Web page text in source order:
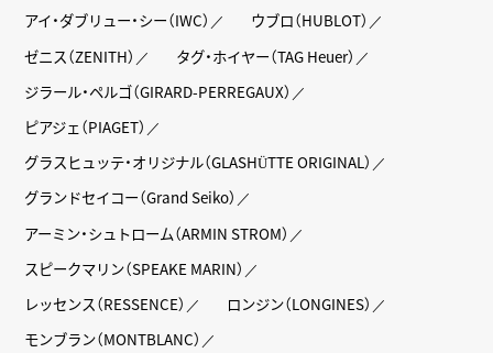
アイ・ダブリュー・シー（IWC）
ウブロ（HUBLOT）
ゼニス（ZENITH）
タグ・ホイヤー（TAG Heuer）
ジラール・ペルゴ（GIRARD-PERREGAUX）
ピアジェ（PIAGET）
グラスヒュッテ・オリジナル（GLASHÜTTE ORIGINAL）
グランドセイコー（Grand Seiko）
アーミン・シュトローム（ARMIN STROM）
スピークマリン（SPEAKE MARIN）
レッセンス（RESSENCE）
ロンジン（LONGINES）
モンブラン（MONTBLANC）